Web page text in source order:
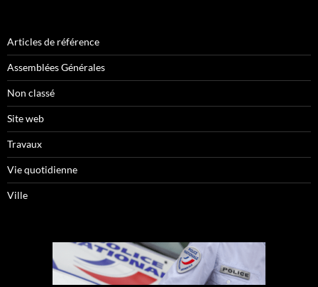
Articles de référence
Assemblées Générales
Non classé
Site web
Travaux
Vie quotidienne
Ville